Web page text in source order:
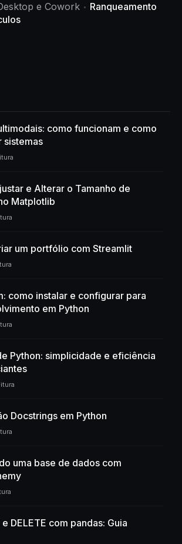
e Cowork
Ranqueamento
como funcionam e como
sistemas
e Alterar o Tamanho de
Matplotlib
um portfólio com Streamlit
como instalar e configurar para
em Python
Python: simplicidade e eficiência
Docstrings em Python
uma base de dados com
e DELETE com pandas: Guia